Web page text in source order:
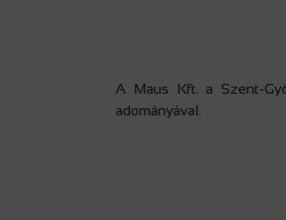
A Maus Kft. a Szent-
adományával.